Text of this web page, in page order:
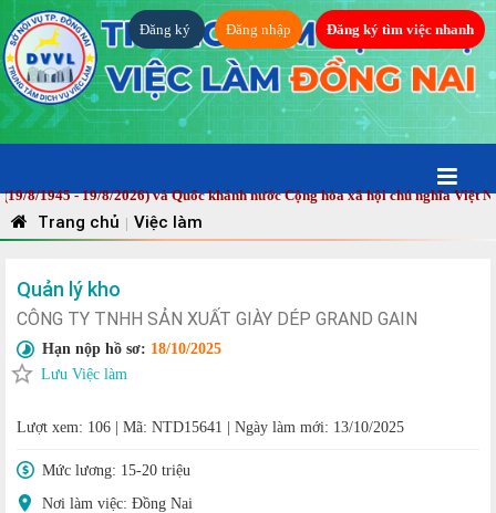
Đăng ký Đăng nhập Đăng ký tìm việc nhanh
- 19/8/2026) và Quốc khánh nước Cộng hòa xã hội chủ nghĩa Việt
Trang chủ | Việc làm
Quản lý kho
CÔNG TY TNHH SẢN XUẤT GIÀY DÉP GRAND GAIN
Hạn nộp hồ sơ: 18/10/2025
Lưu Việc làm
Lượt xem: 106 Mã: NTD15641 Ngày làm mới: 13/10/2025
Mức lương: 15-20 triệu
Nơi làm việc: Đồng Nai